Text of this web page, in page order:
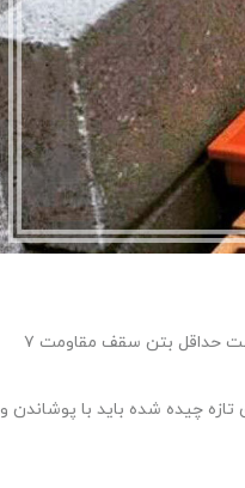
بهترین زمان برای اجرا بعد از ستون گذاری و پس از پایان عملیات بتن‌ریزی سقف‌ها می‌باشد. بهتر است حداقل بتن سقف مقاومت ۷
دیوارهای تازه چیده شده باید با پوشاندن و